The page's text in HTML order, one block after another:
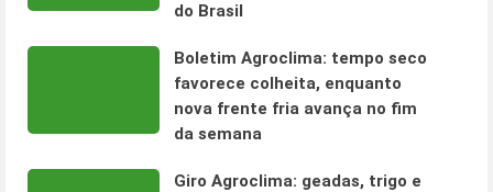
do Brasil
Boletim Agroclima: tempo seco
favorece colheita, enquanto
nova frente fria avança no fim
da semana
Giro Agroclima: geadas, trigo e